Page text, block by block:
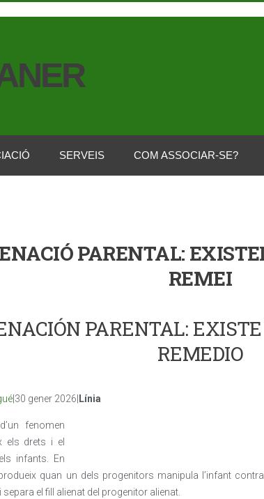
SERVEIS COM ASSOCIAR-SE?
PARENTAL:
REMEI
PARENTAL:
REMEDIO
|30 gener 2026| Línia
fenomen
els drets i el
infants. En
quan un dels progenitors manipula l’infant
separa el fill alienat del progenitor alienat.